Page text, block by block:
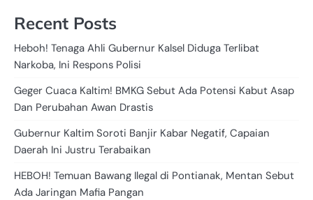
Recent Posts
Heboh! Tenaga Ahli Gubernur Kalsel Diduga Terlibat
Narkoba, Ini Respons Polisi
Geger Cuaca Kaltim! BMKG Sebut Ada Potensi Kabut Asap
Dan Perubahan Awan Drastis
Gubernur Kaltim Soroti Banjir Kabar Negatif, Capaian
Daerah Ini Justru Terabaikan
HEBOH! Temuan Bawang Ilegal di Pontianak, Mentan Sebut
Ada Jaringan Mafia Pangan